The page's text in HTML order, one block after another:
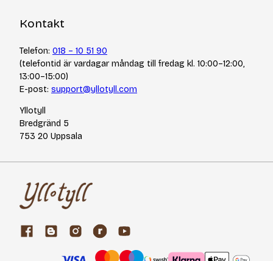
Kontakt
Telefon: 018 – 10 51 90
(telefontid är vardagar måndag till fredag kl. 10:00–12:00,
13:00–15:00)
E-post: support@yllotyll.com
Yllotyll
Bredgränd 5
753 20 Uppsala